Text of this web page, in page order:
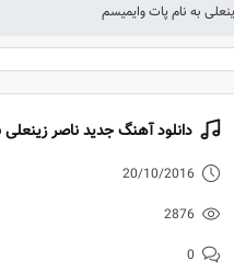
به نام پات وایمیسم
دانلود آهنگ جدید ناصر
20/10/2016
2876
0